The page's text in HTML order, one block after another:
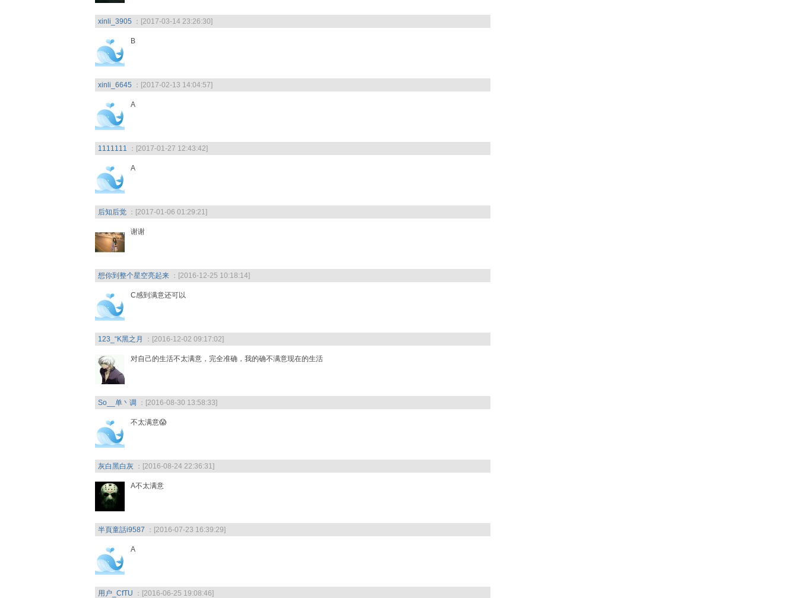
xinli_3905 ：[2017-03-14 23:26:30]
B
xinli_6645 ：[2017-02-13 14:04:57]
A
1111111 ：[2017-01-27 12:43:42]
A
后知后觉 ：[2017-01-06 01:29:21]
谢谢
想你到整个星空亮起来 ：[2016-12-25 10:18:14]
C感到满意还可以
123_“K黑之月 ：[2016-12-02 09:17:02]
对自己的生活不太满意，完全准确，我的确不满意现在的生活
So__单丶调 ：[2016-08-30 13:58:33]
不太满意😱
灰白黑白灰 ：[2016-08-24 22:36:31]
A不太满意
半頁童話i9587 ：[2016-07-23 16:39:29]
A
用户_CfTU ：[2016-06-25 19:08:46]